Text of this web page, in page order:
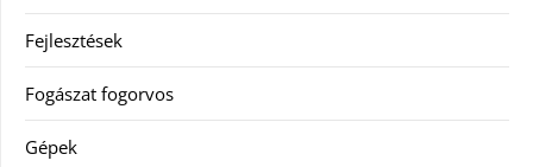
Fejlesztések
Fogászat fogorvos
Gépek